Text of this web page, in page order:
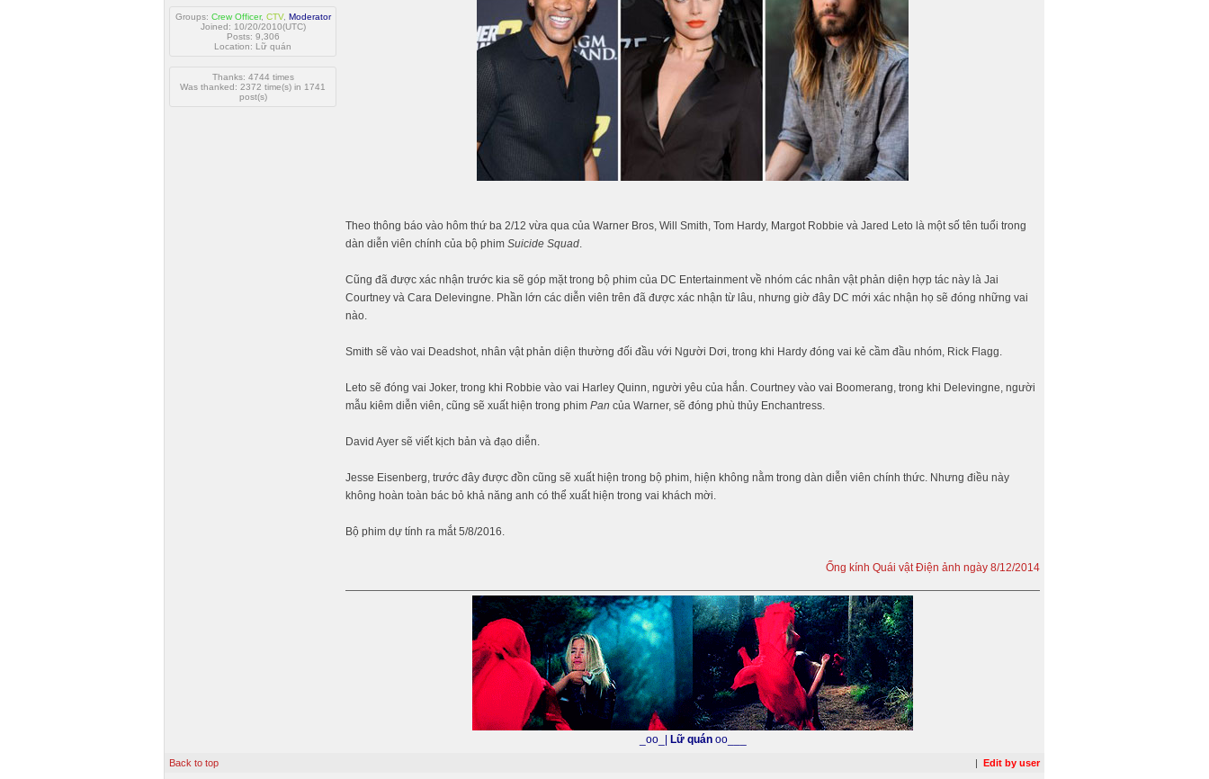
Groups: Crew Officer, CTV, Moderator
Joined: 10/20/2010(UTC)
Posts: 9,306
Location: Lữ quán
Thanks: 4744 times
Was thanked: 2372 time(s) in 1741
post(s)
Theo thông báo vào hôm thứ ba 2/12 vừa qua của Warner Bros, Will Smith, Tom Hardy, Margot Robbie và Jared Leto là một số tên tuổi trong
dàn diễn viên chính của bộ phim Suicide Squad.
Cũng đã được xác nhận trước kia sẽ góp mặt trong bộ phim của DC Entertainment về nhóm các nhân vật phản diện hợp tác này là Jai
Courtney và Cara Delevingne. Phần lớn các diễn viên trên đã được xác nhận từ lâu, nhưng giờ đây DC mới xác nhận họ sẽ đóng những vai
nào.
Smith sẽ vào vai Deadshot, nhân vật phản diện thường đối đầu với Người Dơi, trong khi Hardy đóng vai kẻ cầm đầu nhóm, Rick Flagg.
Leto sẽ đóng vai Joker, trong khi Robbie vào vai Harley Quinn, người yêu của hắn. Courtney vào vai Boomerang, trong khi Delevingne, người
mẫu kiêm diễn viên, cũng sẽ xuất hiện trong phim Pan của Warner, sẽ đóng phù thủy Enchantress.
David Ayer sẽ viết kịch bản và đạo diễn.
Jesse Eisenberg, trước đây được đồn cũng sẽ xuất hiện trong bộ phim, hiện không nằm trong dàn diễn viên chính thức. Nhưng điều này
không hoàn toàn bác bỏ khả năng anh có thể xuất hiện trong vai khách mời.
Bộ phim dự tính ra mắt 5/8/2016.
Ống kính Quái vật Điện ảnh ngày 8/12/2014
_oo_| Lữ quán oo___
Back to top | Edit by user